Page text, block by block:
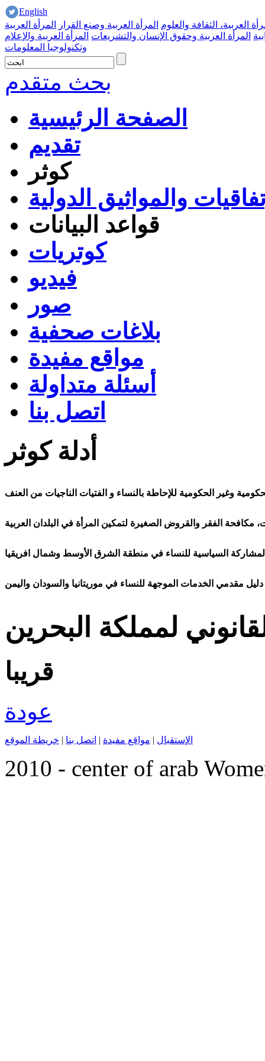
English
العربية، الثقافة والعلوم المرأة العربية وصنع القرار
المرأة العربية
المرأة العربية وحقوق الإنسان والتشريعات المرأة العربية والإعلام
وتكنولوجيا المعلومات
بحث متقدم
الصفحة الرئيسية
تقديم
كوثر
والمواثيق الدولية
قواعد البيانات
كوتريات
فيديو
صور
بلاغات صحفية
مواقع مفيدة
أسئلة متداولة
اتصل بنا
أدلة كوثر
وغير الحكومية للإحاطة بالنساء و الفتيات الناجيات من العنف
مكافحة الفقر والقروض الصغيرة لتمكين المرأة في البلدان العربية
السياسية للنساء في منطقة الشرق الأوسط وشمال افريقيا
دليل مقدمي الخدمات الموجهة للنساء في موريتانيا والسودان واليمن
لمملكة البحرين
قريبا
عودة
الإستقبال | مواقع مفيدة | اتصل بنا | خريطة الموقع
2010 - center of arab